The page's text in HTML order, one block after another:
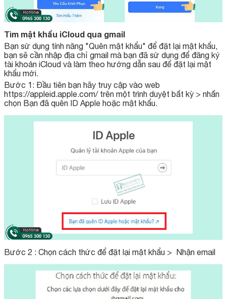
Tìm mật khẩu iCloud qua gmail
Bạn sử dụng tính năng "Quên mật khẩu" để đặt lại mật khẩu,
bạn sẽ cần nhập địa chỉ gmail mà bạn đã sử dụng để đăng ký
tài khoản iCloud và làm theo hướng dẫn sau để đặt lại mật
khẩu mới.
Bước 1: Đầu tiên bạn hãy truy cập vào web
https://appleid.apple.com/ trên một trình duyệt bất kỳ > nhấn
chọn Bạn đã quên ID Apple hoặc mật khẩu.
Bước 2 : Chọn cách thức để đặt lại mật khẩu > Nhận email